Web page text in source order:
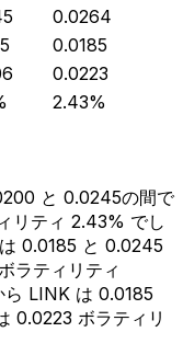
0.0264
0.0185
0.0223
2.43%
と 0.0245の間で
リティ 2.43% でし
0.0185 と 0.0245
ラティリティ
LINK は 0.0185
0.0223 ボラティリ